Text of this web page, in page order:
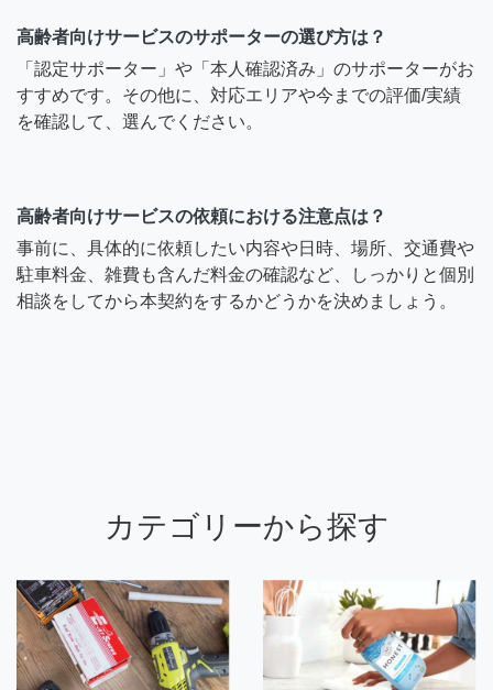
高齢者向けサービスのサポーターの選び方は？
「認定サポーター」や「本人確認済み」のサポーターがお
すすめです。その他に、対応エリアや今までの評価/実績
を確認して、選んでください。
高齢者向けサービスの依頼における注意点は？
事前に、具体的に依頼したい内容や日時、場所、交通費や
駐車料金、雑費も含んだ料金の確認など、しっかりと個別
相談をしてから本契約をするかどうかを決めましょう。
カテゴリーから探す